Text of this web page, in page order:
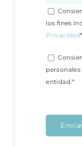
los fines
Privacidad*
entidad.*